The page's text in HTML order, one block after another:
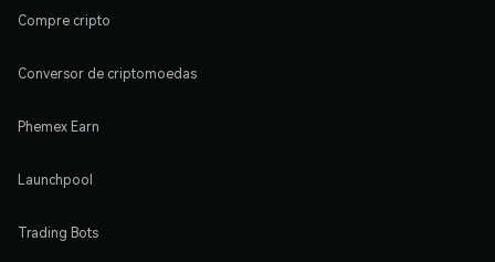
Compre cripto
Conversor de criptomoedas
Phemex Earn
Launchpool
Trading Bots